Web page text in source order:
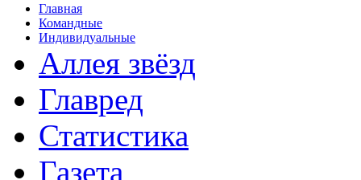
Главная
Командные
Индивидуальные
Аллея звёзд
Главред
Статистика
Газета